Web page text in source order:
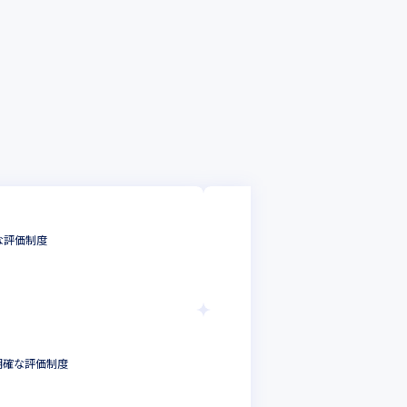
評価制度
な評価制度